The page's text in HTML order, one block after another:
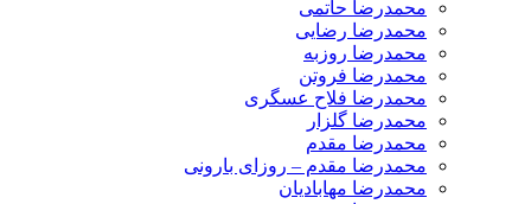
محمدرضا حاتمی
محمدرضا رضایی
محمدرضا روزبه
محمدرضا فروتن
محمدرضا فلاح عسگری
محمدرضا گلزار
محمدرضا مقدم
محمدرضا مقدم – روزای بارونی
محمدرضا مهابادیان